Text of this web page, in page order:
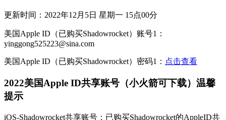
更新时间：2022年12月5日 星期一 15点00分
美国Apple ID（已购买Shadowrocket）账号1：
yinggong525223@sina.com
美国Apple ID（已购买Shadowrocket）密码1： 点击查看
2022美国Apple ID共享账号（小火箭可下载）温馨
提示
iOS-Shadowrocket共享账号：已购买Shadowrocket的AppleID共